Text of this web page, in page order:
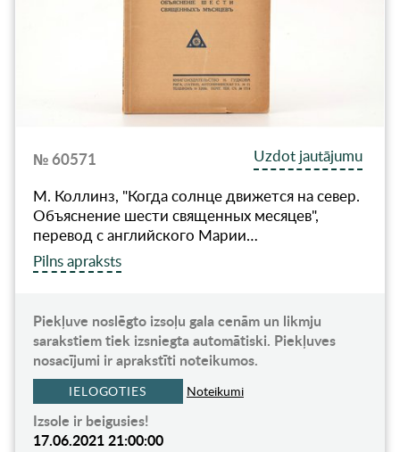
№ 60571
Uzdot jautājumu
М. Коллинз, "Когда солнце движется на север.
Объяснение шести священных месяцев",
перевод с английского Марии…
Pilns apraksts
Piekļuve noslēgto izsoļu gala cenām un likmju
sarakstiem tiek izsniegta automātiski. Piekļuves
nosacījumi ir aprakstīti noteikumos.
IELOGOTIES Noteikumi
Izsole ir beigusies!
17.06.2021 21:00:00